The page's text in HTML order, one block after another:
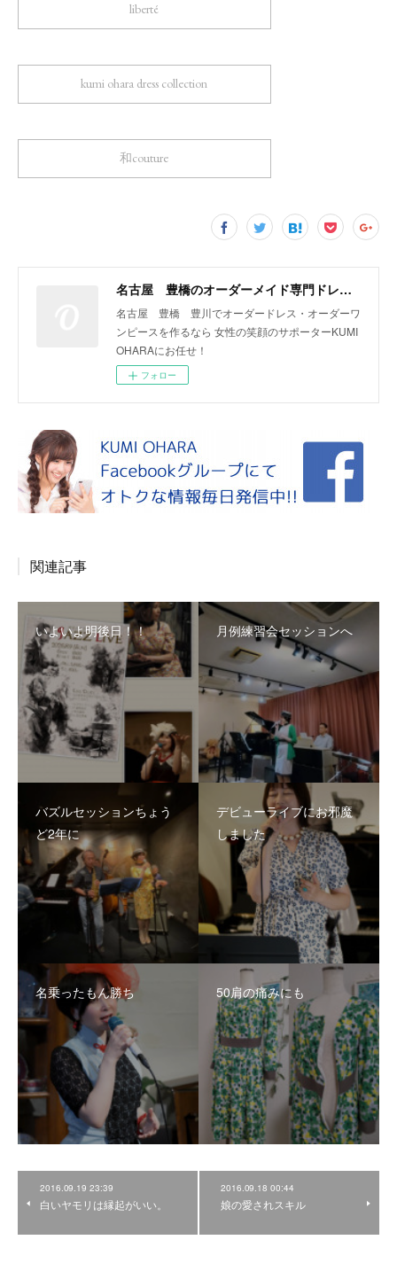
liberté
kumi ohara dress collection
和couture
名古屋 豊橋のオーダーメイド専門ドレスデザイナー KUMI OHARA
名古屋 豊橋 豊川でオーダードレス・オーダーワ
ンピースを作るなら 女性の笑顔のサポーターKUMI
OHARAにお任せ！
フォロー
関連記事
いよいよ明後日！！ 月例練習会セッションへ
バズルセッションちょう
ど2年に
デビューライブにお邪魔
しました
名乗ったもん勝ち 50肩の痛みにも
2016.09.19 23:39
白いヤモリは縁起がいい。
2016.09.18 00:44
娘の愛されスキル